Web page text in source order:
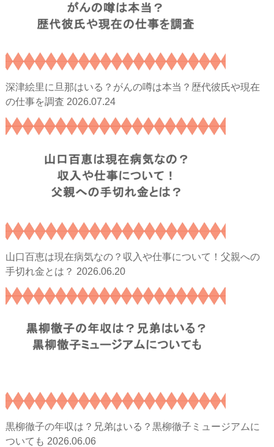
深津絵里に旦那はいる？がんの噂は本当？歴代彼氏や現在
の仕事を調査 2026.07.24
山口百恵は現在病気なの？収入や仕事について！父親への
手切れ金とは？ 2026.06.20
黒柳徹子の年収は？兄弟はいる？黒柳徹子ミュージアムに
ついても 2026.06.06